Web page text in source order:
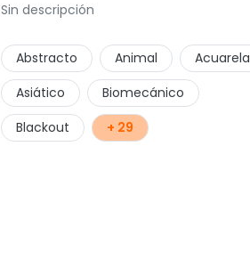
Sin descripción
Abstracto Animal
Acuarela
Asiático
Biomecánico
Blackout
+ 29